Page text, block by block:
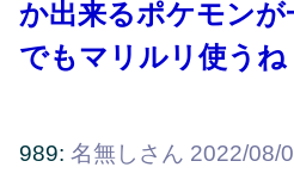
か出来るポケモンが
でもマリルリ使うね
989: 名無しさん 2022/08/